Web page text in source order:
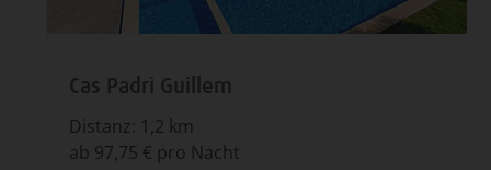
Cas Padri Guillem
Distanz: 1,2 km
ab 97,75 € pro Nacht